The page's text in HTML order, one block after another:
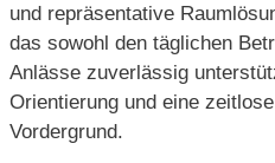
und repräsentative
das sowohl den täglichen
Anlässe zuverlässig
Orientierung und eine
Vordergrund.